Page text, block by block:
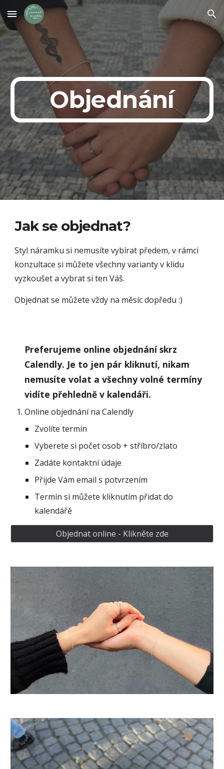
Skip to main content Skip to navigation
Objednání
Jak se objednat?
Styl náramku si nemusíte vybírat předem, v rámci
konzultace si můžete všechny varianty v klidu
vyzkoušet a vybrat si ten Váš.
Objednat se můžete vždy na měsíc dopředu :)
Preferujeme online objednání skrz
Calendly. Je to jen pár kliknutí, nikam
nemusíte volat a všechny volné termíny
vidíte přehledně v kalendáři.
Online objednání na Calendly
Zvolíte termín
Vyberete si počet osob + stříbro/zlato
Zadáte kontaktní údaje
Přijde Vám email s potvrzením
Termín si můžete kliknutím přidat do
kalendářě
Objednat online - Klikněte zde